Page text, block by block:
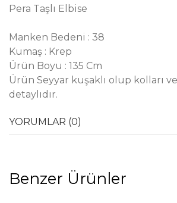
Pera Taşlı Elbise
Manken Bedeni : 38
Kumaş : Krep
Ürün Boyu : 135 Cm
Ürün Seyyar kuşaklı olup kolları ve
detaylıdır.
YORUMLAR (0)
Benzer Ürünler